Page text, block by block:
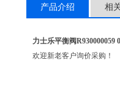
产品介绍 相
力士乐平衡阀R930000059
欢迎新老客户询价采购！